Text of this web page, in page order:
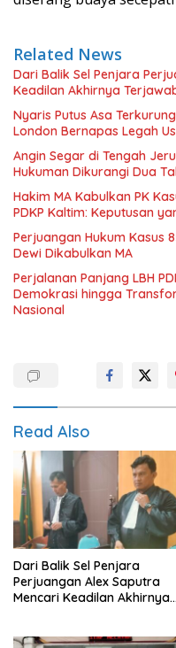
Related News
Dari Balik Sel Penjara
Keadilan Akhirnya
Nyaris Putus Asa
London Bernapas Legah
Angin Segar di Tengah
Hukuman Dikurangi Dua
Hakim MA Kabulkan PK
PDKP Kaltim: Keputusan
Perjuangan Hukum Kasus
Dewi Dikabulkan MA
Perjalanan Panjang LBH
Demokrasi hingga
Nasional
Read Also
Dari Balik Sel Penjara
Perjuangan Alex Saputra
Mencari Keadilan Akhirnya